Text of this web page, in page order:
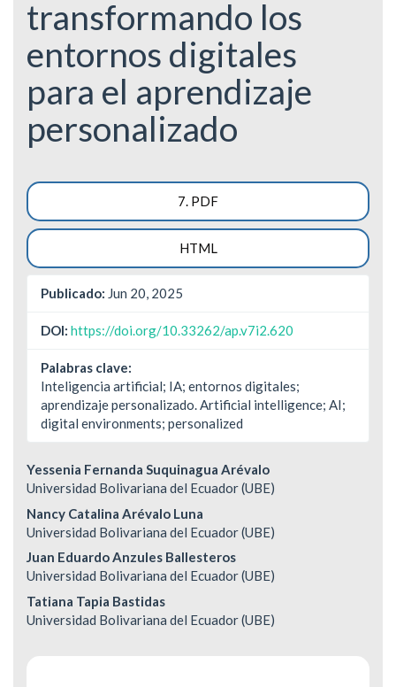
transformando los
entornos digitales
para el aprendizaje
personalizado
Barra
lateral
del
artículo
7. PDF
HTML
Publicado: Jun 20, 2025
DOI: https://doi.org/10.33262/ap.v7i2.620
Palabras clave:
Inteligencia artificial; IA; entornos digitales;
aprendizaje personalizado. Artificial intelligence; AI;
digital environments; personalized
Contenido
principal
del
artículo
Yessenia Fernanda Suquinagua Arévalo
Universidad Bolivariana del Ecuador (UBE)
Nancy Catalina Arévalo Luna
Universidad Bolivariana del Ecuador (UBE)
Juan Eduardo Anzules Ballesteros
Universidad Bolivariana del Ecuador (UBE)
Tatiana Tapia Bastidas
Universidad Bolivariana del Ecuador (UBE)